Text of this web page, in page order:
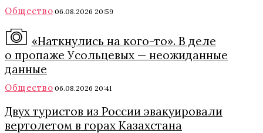
Общество 06.08.2026 20:59
«Наткнулись на кого-то». В деле
о пропаже Усольцевых — неожиданные
данные
Общество 06.08.2026 20:41
Двух туристов из России эвакуировали
вертолетом в горах Казахстана